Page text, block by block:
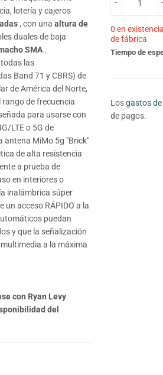
-
0 en
de fábrica
Tiempo de
Losgastos de
de pagos.
lotería y cajeros
, con una altura de
duales de baja
SMA.
las
Band 71 y CBRS) de
de América del Norte,
rango de frecuencia
para usarse con
LTE o 5G de
antena MiMo 5g "Brick"
de alta resistencia
a prueba de
en interiores o
inalámbrica súper
acceso RÁPIDO a la
puedan
y que la señalización
a la máxima
con Ryan Levy
del